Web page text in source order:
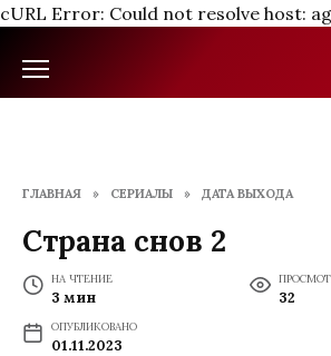
cURL Error: Could not resolve host:
содержанию
ГЛАВНАЯ » СЕРИАЛЫ » ДАТА ВЫХОДА
Страна снов 2
НА ЧТЕНИЕ
3 мин 32
ОПУБЛИКОВАНО
01.11.2023